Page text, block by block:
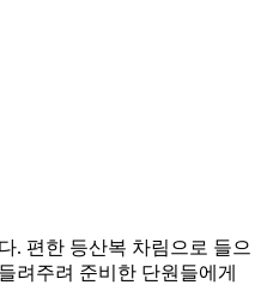
. 편한 등산복 차림으로 들으
려주려 준비한 단원들에게